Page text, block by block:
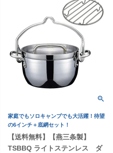
家庭でもソロキャンプでも大活躍！待望
の6インチ＋底網セット！
【送料無料】【燕三条製】
TSBBQ ライトステンレス ダ